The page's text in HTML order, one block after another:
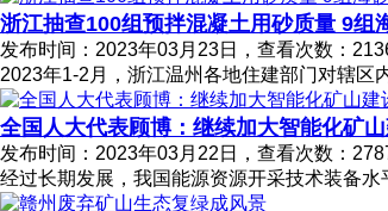
浙江抽查100组预拌混凝土用砂质量 9组
发布时间：2023年03月23日，查看次数：
2023年1-2月，浙江温州各地住建部门对辖区
全国人大代表顾博：继续加大智能化矿
发布时间：2023年03月22日，查看次数：
经过长期发展，我国能源资源开采技术装备